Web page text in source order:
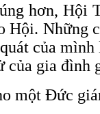
hơn, Hội
Những
của
gia đình
một Đức